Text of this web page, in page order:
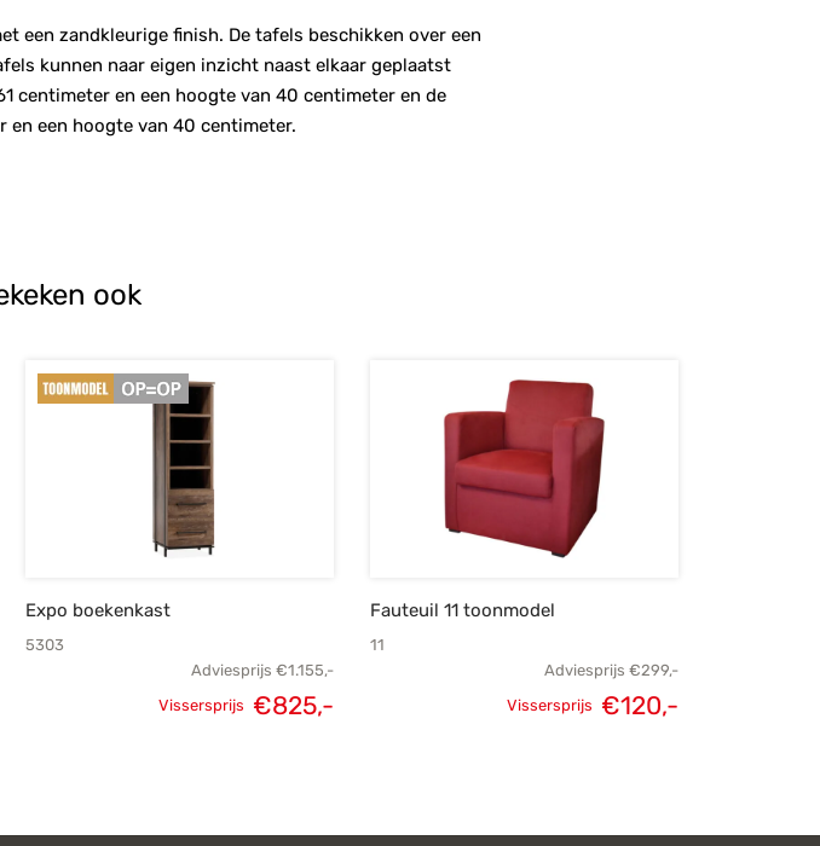
een zandkleurige finish. De tafels beschikken over een
kunnen naar eigen inzicht naast elkaar geplaatst
centimeter en een hoogte van 40 centimeter en de
een hoogte van 40 centimeter.
ook
Expo boekenkast
5303
Adviesprijs €1.155,-
Vissersprijs €825,-
Fauteuil 11 toonmodel
11
Adviesprijs €299,-
Vissersprijs €120,-